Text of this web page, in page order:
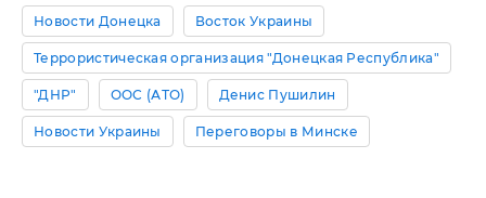
Новости Донецка Восток Украины
Террористическая организация "Донецкая Республика"
"ДНР" ООС (АТО) Денис Пушилин
Новости Украины Переговоры в Минске